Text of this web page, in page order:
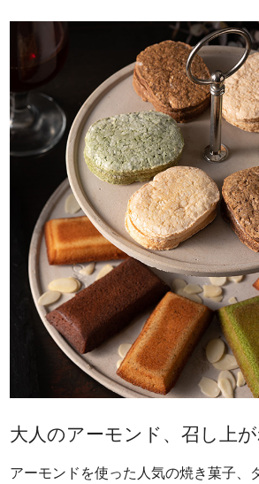
大人のアーモンド、召し上
アーモンドを使った人気の焼き菓子、